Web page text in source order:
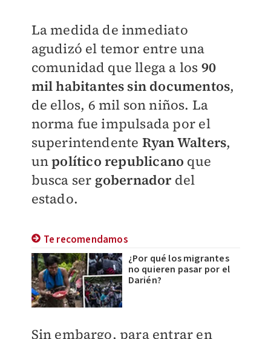
La medida de inmediato
agudizó el temor entre una
comunidad que llega a los 90
mil habitantes sin documentos,
de ellos, 6 mil son niños. La
norma fue impulsada por el
superintendente Ryan Walters,
unpolítico republicano que
busca ser gobernador del
estado.
Te recomendamos
¿Por qué los migrantes
no quieren pasar por el
Darién?
Sin embargo, para entrar en